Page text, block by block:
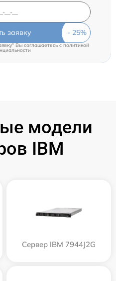
заявку
Вы соглашаетесь c политикой
модели
IBM
Сервер IBM 7944J2G